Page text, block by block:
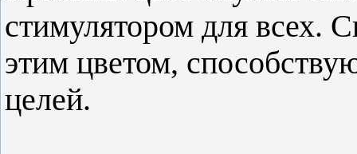
стимулятором для всех.
этим цветом,
целей.